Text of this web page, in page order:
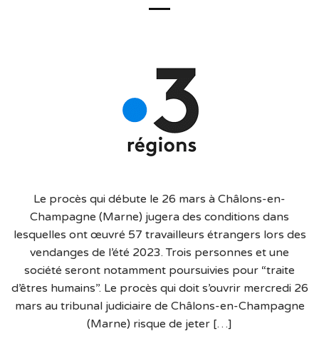
Le procès qui débute le 26 mars à Châlons-en-
Champagne (Marne) jugera des conditions dans
lesquelles ont œuvré 57 travailleurs étrangers lors des
vendanges de l’été 2023. Trois personnes et une
société seront notamment poursuivies pour “traite
d’êtres humains”. Le procès qui doit s’ouvrir mercredi 26
mars au tribunal judiciaire de Châlons-en-Champagne
(Marne) risque de jeter […]